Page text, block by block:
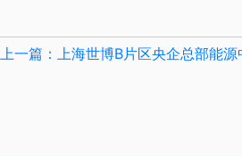
上一篇：上海世博B片区央企总部能源